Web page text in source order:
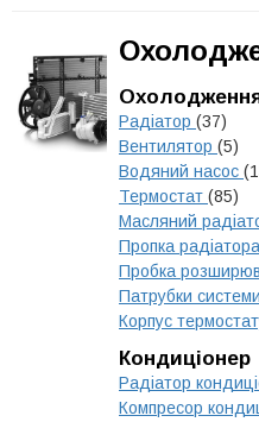
Радіатор (37)
Вентилятор (5)
Водяний насос
Термостат (85)
Масляний
Пропка радіатора
Пробка
Патрубки
Корпус
Кондиціонер
Радіатор
Компресор